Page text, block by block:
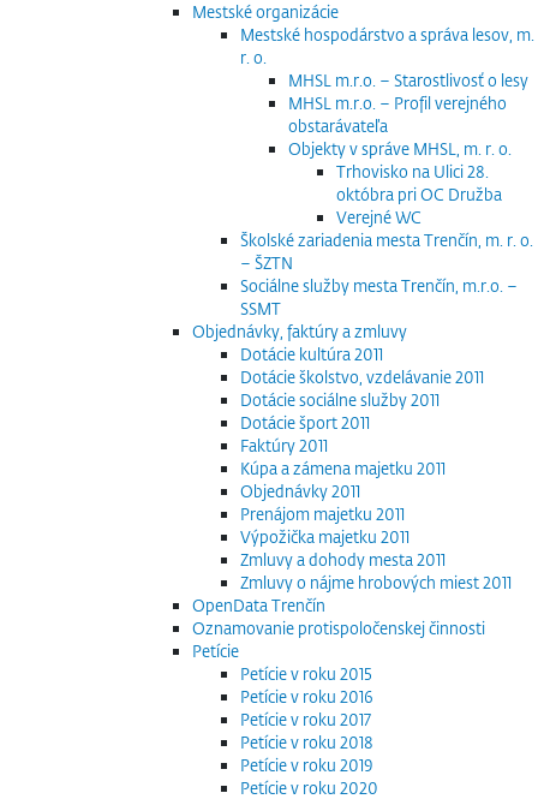
Mestské organizácie
Mestské hospodárstvo a správa lesov, m.
r. o.
MHSL m.r.o. – Starostlivosť o lesy
MHSL m.r.o. – Profil verejného
obstarávateľa
Objekty v správe MHSL, m. r. o.
Trhovisko na Ulici 28.
októbra pri OC Družba
Verejné WC
Školské zariadenia mesta Trenčín, m. r. o.
– ŠZTN
Sociálne služby mesta Trenčín, m.r.o. –
SSMT
Objednávky, faktúry a zmluvy
Dotácie kultúra 2011
Dotácie školstvo, vzdelávanie 2011
Dotácie sociálne služby 2011
Dotácie šport 2011
Faktúry 2011
Kúpa a zámena majetku 2011
Objednávky 2011
Prenájom majetku 2011
Výpožička majetku 2011
Zmluvy a dohody mesta 2011
Zmluvy o nájme hrobových miest 2011
OpenData Trenčín
Oznamovanie protispoločenskej činnosti
Petície
Petície v roku 2015
Petície v roku 2016
Petície v roku 2017
Petície v roku 2018
Petície v roku 2019
Petície v roku 2020